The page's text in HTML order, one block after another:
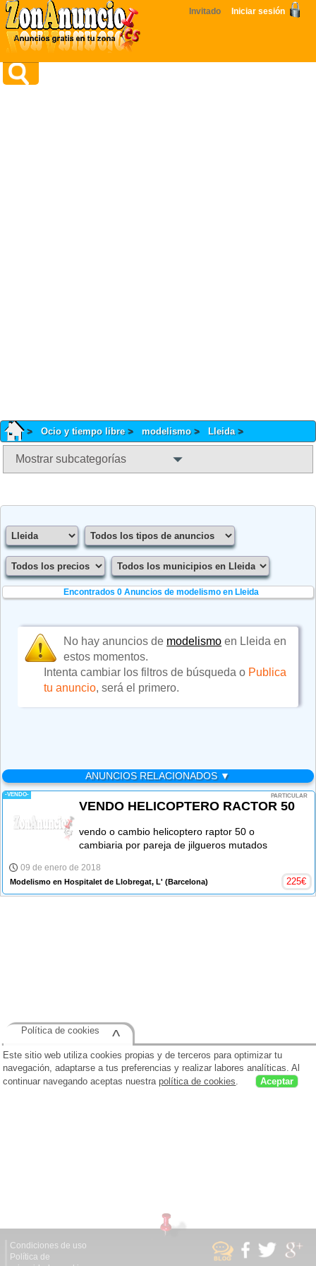
Invitado Iniciar sesión
Ocio y tiempo libre modelismo Lleida
Mostrar subcategorías
Encontrados 0 Anuncios de modelismo en Lleida
No hay anuncios de modelismo en Lleida en
estos momentos.
Intenta cambiar los filtros de búsqueda o Publica
tu anuncio, será el primero.
ANUNCIOS RELACIONADOS ▼
-VENDO- PARTICULAR
VENDO HELICOPTERO RACTOR 50
vendo o cambio helicoptero raptor 50 o
cambiaria por pareja de jilgueros mutados
09 de enero de 2018
Modelismo en Hospitalet de Llobregat, L' (Barcelona) 225€
Condiciones de uso
Política de
Este sitio web utiliza cookies propias y de terceros para optimizar tu
navegación, adaptarse a tus preferencias y realizar labores analíticas. Al
continuar navegando aceptas nuestrapolítica de cookies. Aceptar
Política de cookies ^